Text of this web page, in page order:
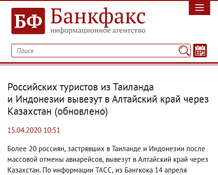
Российских туристов из Таиланда
и Индонезии вывезут в Алтайский край через
Казахстан (обновлено)
15.04.2020 10:51
Более 20 россиян, застрявших в Таиланде и Индонезии после
массовой отмены авиарейсов, вывезут в Алтайский край через
Казахстан. По информации ТАСС, из Бангкока 14 апреля